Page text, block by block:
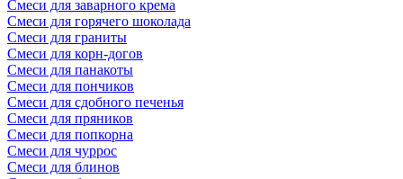
Смеси для заварного крема
Смеси для горячего шоколада
Смеси для граниты
Смеси для корн-догов
Смеси для панакоты
Смеси для пончиков
Смеси для сдобного печенья
Смеси для пряников
Смеси для попкорна
Смеси для чуррос
Смеси для блинов